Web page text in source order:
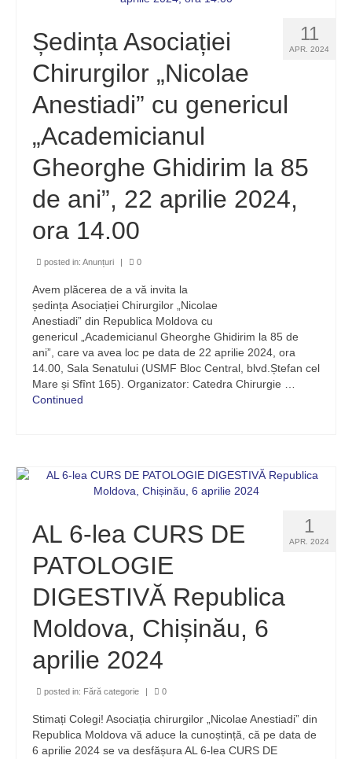
11
APR. 2024
Ședința Asociației
Chirurgilor „Nicolae
Anestiadi” cu genericul
„Academicianul
Gheorghe Ghidirim la 85
de ani”, 22 aprilie 2024,
ora 14.00
posted in: Anunțuri | 0
Avem plăcerea de a vă invita la
ședința Asociației Chirurgilor „Nicolae
Anestiadi” din Republica Moldova cu
genericul „Academicianul Gheorghe Ghidirim la 85 de
ani”, care va avea loc pe data de 22 aprilie 2024, ora
14.00, Sala Senatului (USMF Bloc Central, blvd.Ștefan cel
Mare și Sfînt 165). Organizator: Catedra Chirurgie …
Continued
1
APR. 2024
AL 6-lea CURS DE
PATOLOGIE
DIGESTIVĂ Republica
Moldova, Chișinău, 6
aprilie 2024
posted in: Fără categorie | 0
Stimați Colegi! Asociația chirurgilor „Nicolae Anestiadi” din
Republica Moldova vă aduce la cunoștință, că pe data de
6 aprilie 2024 se va desfășura AL 6-lea CURS DE